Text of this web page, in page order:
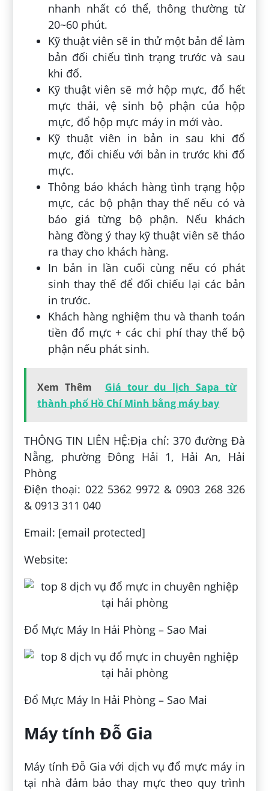
nhanh nhất có thể, thông thường từ
20~60 phút.
Kỹ thuật viên sẽ in thử một bản để làm
bản đối chiếu tình trạng trước và sau
khi đổ.
Kỹ thuật viên sẽ mở hộp mực, đổ hết
mực thải, vệ sinh bộ phận của hộp
mực, đổ hộp mực máy in mới vào.
Kỹ thuật viên in bản in sau khi đổ
mực, đối chiếu với bản in trước khi đổ
mực.
Thông báo khách hàng tình trạng hộp
mực, các bộ phận thay thế nếu có và
báo giá từng bộ phận. Nếu khách
hàng đồng ý thay kỹ thuật viên sẽ tháo
ra thay cho khách hàng.
In bản in lần cuối cùng nếu có phát
sinh thay thế để đối chiếu lại các bản
in trước.
Khách hàng nghiệm thu và thanh toán
tiền đổ mực + các chi phí thay thế bộ
phận nếu phát sinh.
Xem Thêm
Giá tour du lịch Sapa từ
thành phố Hồ Chí Minh bằng máy bay
THÔNG TIN LIÊN HỆ:Địa chỉ: 370 đường Đà
Nẵng, phường Đông Hải 1, Hải An, Hải
Phòng
Điện thoại: 022 5362 9972 & 0903 268 326
& 0913 311 040
Email: [email protected]
Website:
Đổ Mực Máy In Hải Phòng – Sao Mai
Đổ Mực Máy In Hải Phòng – Sao Mai
Máy tính Đỗ Gia
Máy tính Đỗ Gia với dịch vụ đổ mực máy in
tại nhà đảm bảo thay mực theo quy trình